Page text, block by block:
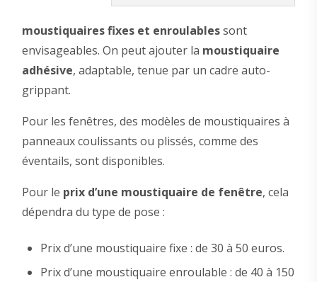
moustiquaires fixes et enroulablessont
envisageables. On peut ajouter la moustiquaire
adhésive, adaptable, tenue par un cadre auto-
grippant.
Pour les fenêtres, des modèles de moustiquaires à
panneaux coulissants ou plissés, comme des
éventails, sont disponibles.
Pour le prix d’une moustiquaire de fenêtre, cela
dépendra du type de pose :
Prix d’une moustiquaire fixe : de 30 à 50 euros.
Prix d’une moustiquaire enroulable : de 40 à 150